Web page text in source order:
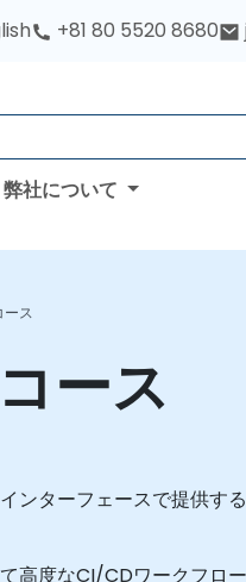
+81 80 5520 8680
弊社について
ス
ース
ンターフェースで提供す
度なCI/CDワークフロー